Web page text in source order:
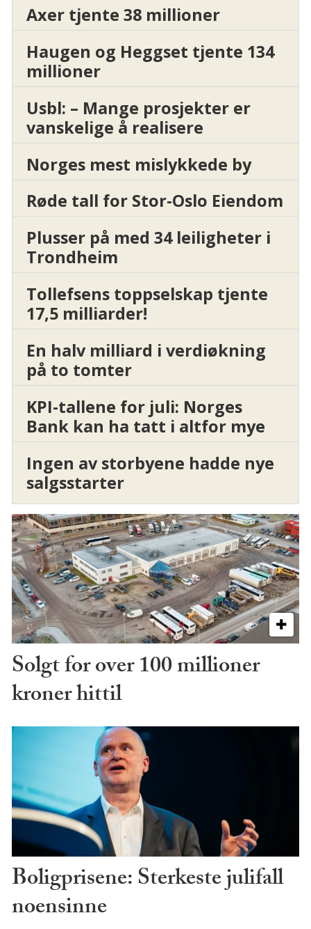
Axer tjente 38 millioner
Haugen og Heggset tjente 134
millioner
Usbl: – Mange prosjekter er
vanskelige å realisere
Norges mest mislykkede by
Røde tall for Stor-Oslo Eiendom
Plusser på med 34 leiligheter i
Trondheim
Tollefsens toppselskap tjente
17,5 milliarder!
En halv milliard i verdiøkning
på to tomter
KPI-tallene for juli: Norges
Bank kan ha tatt i altfor mye
Ingen av storbyene hadde nye
salgsstarter
Solgt for over 100 millioner
kroner hittil
Boligprisene: Sterkeste julifall
noensinne